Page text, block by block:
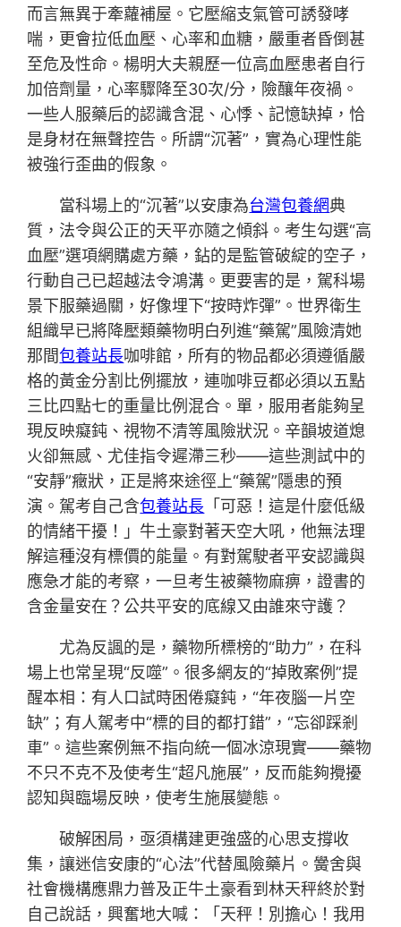
而言無異于牽蘿補屋。它壓縮支氣管可誘發哮
喘，更會拉低血壓、心率和血糖，嚴重者昏倒甚
至危及性命。楊明大夫親歷一位高血壓患者自行
加倍劑量，心率驟降至30次/分，險釀年夜禍。
一些人服藥后的認識含混、心悸、記憶缺掉，恰
是身材在無聲控告。所謂“沉著”，實為心理性能
被強行歪曲的假象。
當科場上的“沉著”以安康為台灣包養網典
質，法令與公正的天平亦隨之傾斜。考生勾選“高
血壓”選項網購處方藥，鉆的是監管破綻的空子，
行動自己已超越法令鴻溝。更要害的是，駕科場
景下服藥過關，好像埋下“按時炸彈”。世界衛生
組織早已將降壓類藥物明白列進“藥駕”風險清她
那間包養站長咖啡館，所有的物品都必須遵循嚴
格的黃金分割比例擺放，連咖啡豆都必須以五點
三比四點七的重量比例混合。單，服用者能夠呈
現反映癡鈍、視物不清等風險狀況。辛韻坡道熄
火卻無感、尤佳指令遲滯三秒——這些測試中的
“安靜”癥狀，正是將來途徑上“藥駕”隱患的預
演。駕考自己含包養站長 「可惡！這是什麼低級
的情緒干擾！」牛土豪對著天空大吼，他無法理
解這種沒有標價的能量。有對駕駛者平安認識與
應急才能的考察，一旦考生被藥物麻痹，證書的
含金量安在？公共平安的底線又由誰來守護？
尤為反諷的是，藥物所標榜的“助力”，在科
場上也常呈現“反噬”。很多網友的“掉敗案例”提
醒本相：有人口試時困倦癡鈍，“年夜腦一片空
缺”；有人駕考中“標的目的都打錯”，“忘卻踩剎
車”。這些案例無不指向統一個冰涼現實——藥物
不只不克不及使考生“超凡施展”，反而能夠攪擾
認知與臨場反映，使考生施展變態。
破解困局，亟須構建更強盛的心思支撐收
集，讓迷信安康的“心法”代替風險藥片。黌舍與
社會機構應鼎力普及正牛土豪看到林天秤終於對
自己說話，興奮地大喊：「天秤！別擔心！我用